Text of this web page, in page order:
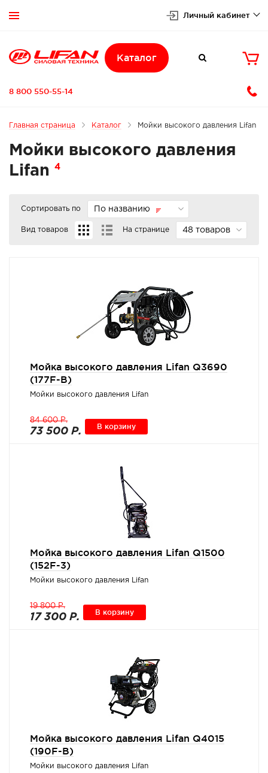
 Личный кабинет
Каталог  
8 800 550-55-14
Главная страница Каталог Мойки высокого давления Lifan
Мойки высокого давления
Lifan
4
Сортировать по По названию
Вид товаров На странице 48 товаров
Мойка высокого давления Lifan Q3690
(177F-B)
Мойки высокого давления Lifan
84 600 Р.
73 500 Р. В корзину
Мойка высокого давления Lifan Q1500
(152F-3)
Мойки высокого давления Lifan
19 800 Р.
17 300 Р. В корзину
Мойка высокого давления Lifan Q4015
(190F-B)
Мойки высокого давления Lifan